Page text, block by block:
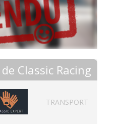
de Classic Racing
TRANSPORT